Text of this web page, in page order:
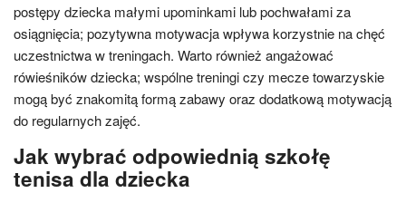
postępy dziecka małymi upominkami lub pochwałami za
osiągnięcia; pozytywna motywacja wpływa korzystnie na chęć
uczestnictwa w treningach. Warto również angażować
rówieśników dziecka; wspólne treningi czy mecze towarzyskie
mogą być znakomitą formą zabawy oraz dodatkową motywacją
do regularnych zajęć.
Jak wybrać odpowiednią szkołę
tenisa dla dziecka